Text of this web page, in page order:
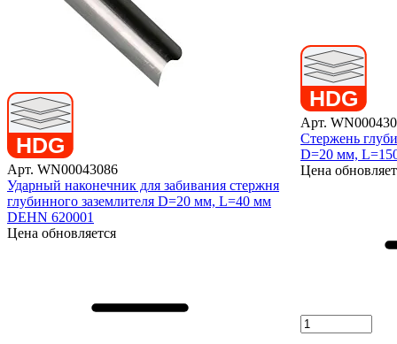
Арт. WN00043086
Ударный наконечник для забивания стержня
глубинного заземлителя D=20 мм, L=40 мм
DEHN 620001
Цена обновляется
Арт.
Стержень
D=20 мм,
Цена